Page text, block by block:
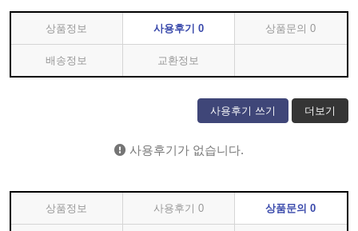
상품정보 사용후기 0 상품문의0
배송정보 교환정보
사용후기 쓰기 더보기
사용후기가 없습니다.
상품정보 사용후기 0 상품문의0